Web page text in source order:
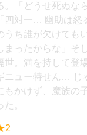
。「どうせ死ぬな
四対一… 幽助は怒
うち誰が欠けても
まったからな」そ
世。満を持して登
ニュー特せん… じ
もかけず、魔族の
。